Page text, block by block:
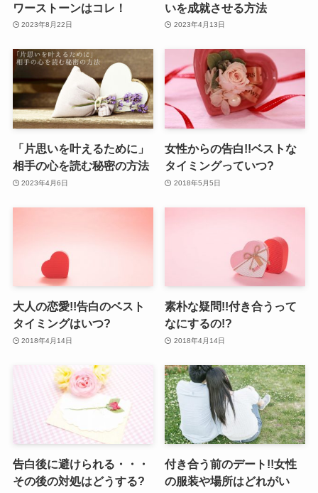
ワーストーンはコレ！
2023年8月22日
いを成就させる方法
2023年4月13日
「片思いを叶えるために」
相手の心を読む秘密の方法
2023年4月6日
女性からの告白!!ベストな
タイミングっていつ?
2018年5月5日
大人の恋愛!!告白のベスト
タイミングはいつ?
2018年4月14日
素朴な疑問!!付き合うって
なにするの!?
2018年4月14日
告白後に避けられる・・・
その後の対処はどうする?
付き合う前のデート!!女性
の服装や場所はどれがい